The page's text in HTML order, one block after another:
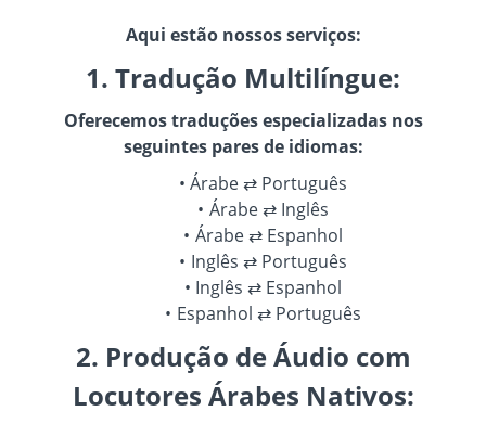
Aqui estão nossos serviços:
1. Tradução Multilíngue:
Oferecemos traduções especializadas nos
seguintes pares de idiomas:
Árabe ⇄ Português
Árabe ⇄ Inglês
Árabe ⇄ Espanhol
Inglês ⇄ Português
Inglês ⇄ Espanhol
Espanhol ⇄ Português
2. Produção de Áudio com
Locutores Árabes Nativos: